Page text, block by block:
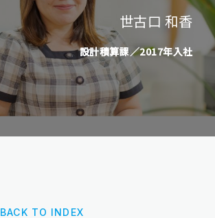
世古口 和香
設計積算課／2017年入社
BACK TO INDEX